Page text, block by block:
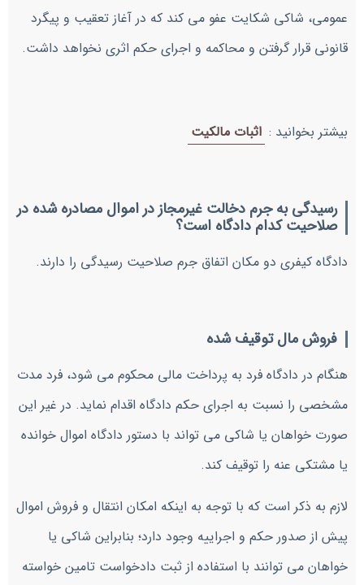
عمومی، شاکی شکایت عفو می کند که در آغاز تعقیب و پیگرد
قانونی قرار گرفتن و محاکمه و اجرای حکم اثری نخواهد داشت.
بیشتر بخوانید : اثبات مالکیت
رسیدگی به جرم دخالت غیرمجاز در اموال مصادره شده در
صلاحیت کدام دادگاه است؟
دادگاه کیفری دو مکان اتفاق جرم صلاحیت رسیدگی را دارند.
فروش مال توقیف شده
هنگام در دادگاه فرد به پرداخت مالی محکوم می شود، فرد مدت
مشخصی را نسبت به اجرای حکم دادگاه اقدام نماید. در غیر این
صورت خواهان یا شاکی می تواند با دستور دادگاه اموال خوانده
یا مشتکی عنه را توقیف کند.
لازم به ذکر است که با توجه به اینکه امکان انتقال و فروش اموال
پیش از صدور حکم و اجراییه وجود دارد؛ بنابراین شاکی یا
خواهان می توانند با استفاده از ثبت دادخواست تامین خواسته